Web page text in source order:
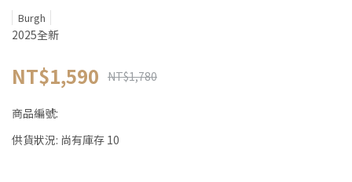
Burgh
2025全新
NT$1,590 NT$1,780
商品編號:
供貨狀況: 尚有庫存 10